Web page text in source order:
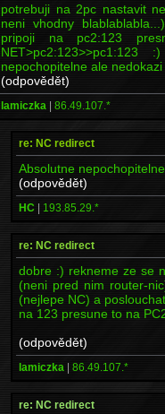
potrebuji na 2pc nastavit
neni vhodny
pripoji na pc2:123
nepochopitelne ale
(odpovědět)
lamiczka | 86.49.107.*
re: NC redirect
Absolutne
(odpovědět)
HC | 193.85.29.*
re: NC redirect
dobre :) rekneme ze se
(neni pred nim router-
(nejlepe NC) a
na 123 presune to na
(odpovědět)
lamiczka | 86.49.107.*
re: NC redirect